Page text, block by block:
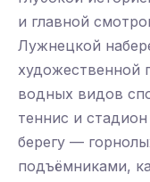
и главной
Лужнецкой
художественной
водных видов
теннис и
берегу —
подъёмниками,